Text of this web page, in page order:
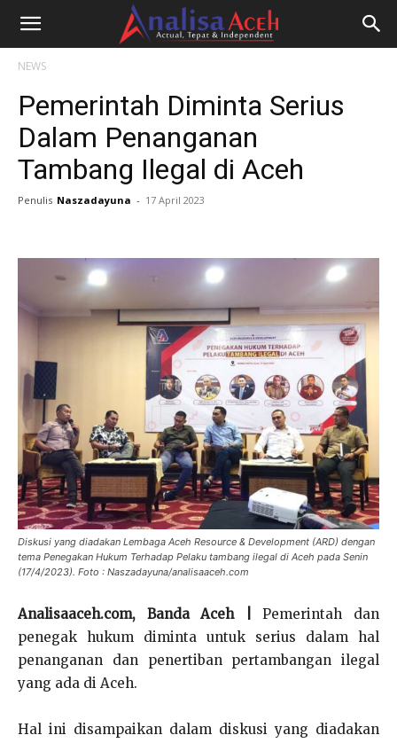
NEWS
Pemerintah Diminta Serius
Dalam Penanganan
Tambang Ilegal di Aceh
Penulis Naszadayuna - 17 April 2023
Diskusi yang diadakan Lembaga Aceh Resource & Development (ARD) dengan
tema Penegakan Hukum Terhadap Pelaku tambang ilegal di Aceh pada Senin
(17/4/2023). Foto : Naszadayuna/analisaaceh.com
Analisaaceh.com, Banda Aceh |
Pemerintah dan
penegak hukum diminta untuk serius dalam hal
penanganan dan penertiban pertambangan ilegal
yang ada di Aceh.
Hal ini disampaikan dalam diskusi yang diadakan